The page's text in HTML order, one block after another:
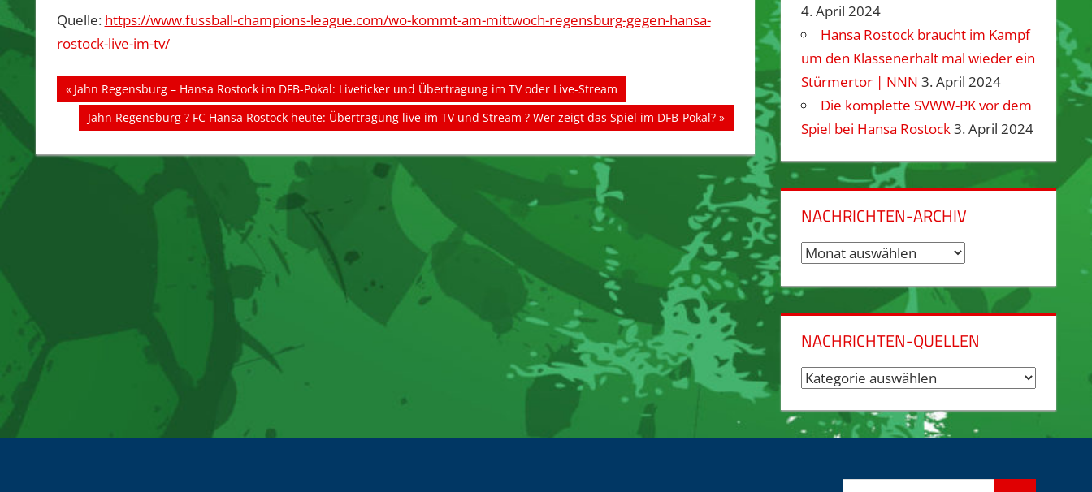
Quelle: https://www.fussball-champions-league.com/wo-kommt-am-mittwoch-regensburg-gegen-hansa-
rostock-live-im-tv/
Beitragsnavigation
Vorheriger
Beitrag:
Jahn Regensburg – Hansa Rostock im DFB-Pokal: Liveticker und Übertragung im TV oder Live-Stream
Nächster
Beitrag:
Jahn Regensburg ? FC Hansa Rostock heute: Übertragung live im TV und Stream ? Wer zeigt das Spiel im DFB-Pokal?
4. April 2024
Hansa Rostock braucht im Kampf
um den Klassenerhalt mal wieder ein
Stürmertor | NNN 3. April 2024
Die komplette SVWW-PK vor dem
Spiel bei Hansa Rostock3. April 2024
NACHRICHTEN-ARCHIV
Nachrichten-
NACHRICHTEN-QUELLEN
Nachrichten-